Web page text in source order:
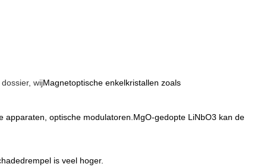
wijMagnetoptische enkelkristallen zoals
optische modulatoren.MgO-gedopte LiNbO3 kan de
is veel hoger.